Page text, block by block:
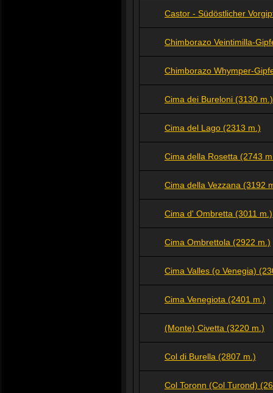
Castor - Südöstlicher
Chimborazo Veintimilla-
Chimborazo Whymper-
Cima dei Bureloni (3130 m.)
Cima del Lago (2313 m.)
Cima della Rosetta (2743
Cima della Vezzana (3192
Cima d' Ombretta (3011 m.)
Cima Ombrettola (2922 m.)
Cima Valles (o Venegia)
Cima Venegiota (2401 m.)
(Monte) Civetta (3220 m.)
Col di Burella (2807 m.)
Col Toronn (Col Turond)